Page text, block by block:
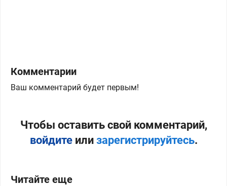
Комментарии
Ваш комментарий будет первым!
Чтобы оставить свой комментарий,
войдитеили зарегистрируйтесь.
Читайте еще